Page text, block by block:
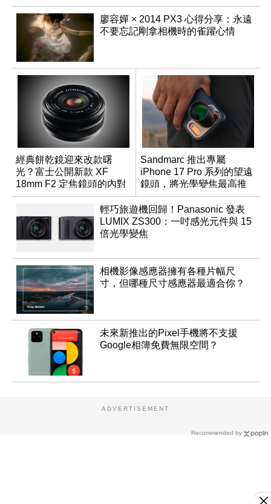
廖容嬋 × 2014 PX3 心得分享：永遠
不要忘記剛拿相機時的雀躍心情
經典餅乾鏡迎來改款曙
光？富士公開新款 XF
18mm F2 定焦鏡頭的內對
焦專利
Sandmarc 推出專屬
iPhone 17 Pro 系列的望遠
鏡頭，將光學變焦最高推
升至 16 倍
輕巧旅遊機回歸！Panasonic 發表
LUMIX ZS300：一吋感光元件與 15
倍光學變焦
相機影像感應器擁有各種片幅尺
寸，但哪種尺寸感應器最適合你？
未來新推出的Pixel手機將不支援
Google相簿免費無限空間？
Recommended by
ADVERTISEMENT